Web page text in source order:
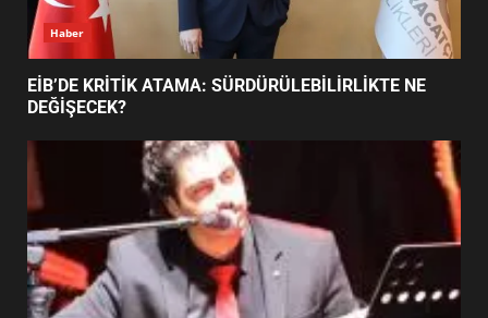
BURHANİYE BELEDİYESPOR’DA
YENİ YÖNETİM NASIL
Haber
EİB’DE KRİTİK ATAMA: SÜRDÜRÜLEBİLİRLİKTE NE
DEĞİŞECEK?